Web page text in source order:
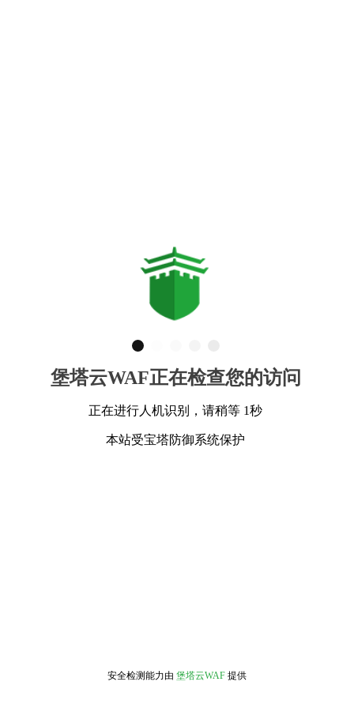
堡塔云WAF正在检查您的访问
正在进行人机识别，请稍等 1秒
本站受宝塔防御系统保护
安全检测能力由 堡塔云WAF 提供